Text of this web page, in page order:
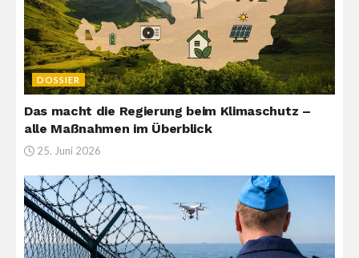
DOSSIER
Das macht die Regierung beim Klimaschutz –
alle Maßnahmen im Überblick
25. Juni 2026